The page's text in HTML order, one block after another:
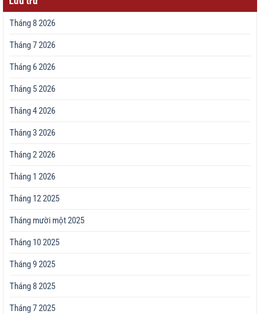
Tháng 8 2026
Tháng 7 2026
Tháng 6 2026
Tháng 5 2026
Tháng 4 2026
Tháng 3 2026
Tháng 2 2026
Tháng 1 2026
Tháng 12 2025
Tháng mười một 2025
Tháng 10 2025
Tháng 9 2025
Tháng 8 2025
Tháng 7 2025